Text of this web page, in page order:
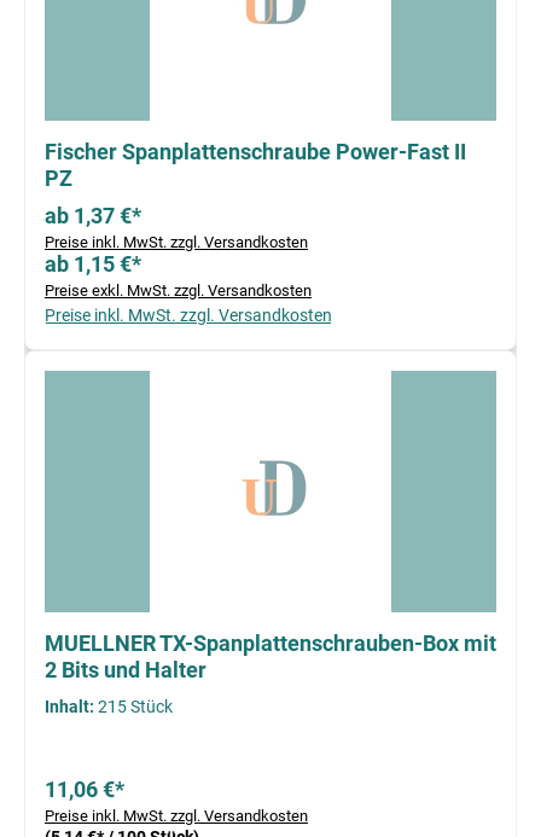
Fischer Spanplattenschraube Power-Fast II
PZ
ab 1,37 €*
Preise inkl. MwSt. zzgl. Versandkosten
ab 1,15 €*
Preise exkl. MwSt. zzgl. Versandkosten
Preise inkl. MwSt. zzgl. Versandkosten
MUELLNER TX-Spanplattenschrauben-Box mit
2 Bits und Halter
Inhalt: 215 Stück
11,06 €*
Preise inkl. MwSt. zzgl. Versandkosten